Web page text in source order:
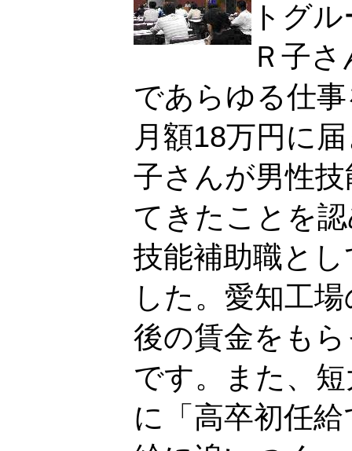
トグ
Ｒ子
であらゆる仕
月額18万円に
子さんが男性
てきたことを
技能補助職と
した。愛知工
後の賃金をも
です。また、
に「高卒初任